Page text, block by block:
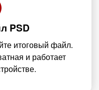
PSD
итоговый файл.
и работает